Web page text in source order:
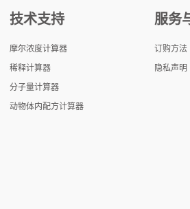
技术支持
摩尔浓度计算器
稀释计算器
分子量计算器
动物体内配方计算器
服务
订购方法
隐私声明